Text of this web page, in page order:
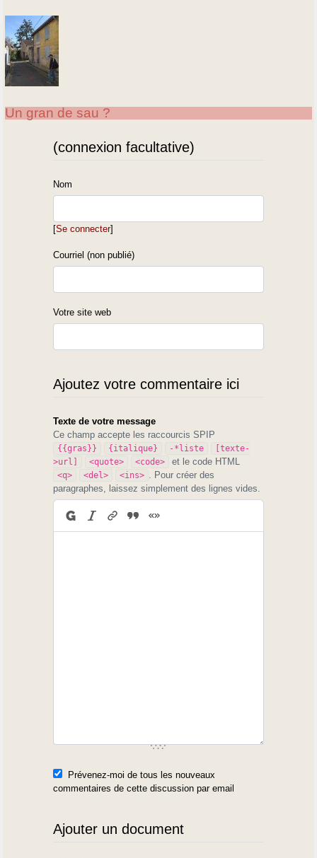
Un gran de sau ?
(connexion facultative)
Nom
[Se connecter]
Courriel (non publié)
Votre site web
Ajoutez votre commentaire ici
Texte de votre message
Ce champ accepte les raccourcis SPIP
{{gras}} {italique} -*liste
[texte-
>url]
<quote> <code> et le code HTML
<q> <del> <ins>
. Pour créer des
paragraphes, laissez simplement des lignes vides.
Prévenez-moi de tous les nouveaux
commentaires de cette discussion par email
Ajouter un document